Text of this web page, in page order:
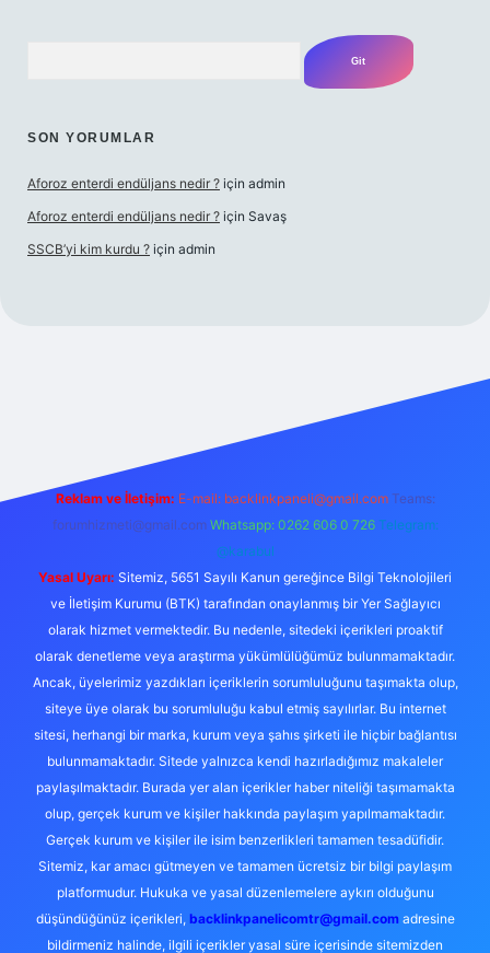
SON YORUMLAR
Aforoz enterdi endüljans nedir ? için admin
Aforoz enterdi endüljans nedir ? için Savaş
SSCB’yi kim kurdu ? için admin
Reklam ve İletişim: E-mail: backlinkpaneli@gmail.com Teams:
forumhizmeti@gmail.com Whatsapp: 0262 606 0 726 Telegram:
@karabul
Yasal Uyarı: Sitemiz, 5651 Sayılı Kanun gereğince Bilgi Teknolojileri
ve İletişim Kurumu (BTK) tarafından onaylanmış bir Yer Sağlayıcı
olarak hizmet vermektedir. Bu nedenle, sitedeki içerikleri proaktif
olarak denetleme veya araştırma yükümlülüğümüz bulunmamaktadır.
Ancak, üyelerimiz yazdıkları içeriklerin sorumluluğunu taşımakta olup,
siteye üye olarak bu sorumluluğu kabul etmiş sayılırlar. Bu internet
sitesi, herhangi bir marka, kurum veya şahıs şirketi ile hiçbir bağlantısı
bulunmamaktadır. Sitede yalnızca kendi hazırladığımız makaleler
paylaşılmaktadır. Burada yer alan içerikler haber niteliği taşımamakta
olup, gerçek kurum ve kişiler hakkında paylaşım yapılmamaktadır.
Gerçek kurum ve kişiler ile isim benzerlikleri tamamen tesadüfidir.
Sitemiz, kar amacı gütmeyen ve tamamen ücretsiz bir bilgi paylaşım
platformudur. Hukuka ve yasal düzenlemelere aykırı olduğunu
düşündüğünüz içerikleri, backlinkpanelicomtr@gmail.comadresine
bildirmeniz halinde, ilgili içerikler yasal süre içerisinde sitemizden